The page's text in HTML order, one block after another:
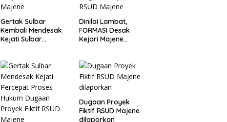
Gertak Sulbar
Kembali Mendesak
Kejati Sulbar
Majene
Dinilai Lambat,
FORMASI Desak
Kejari Majene
Fiktif RSUD Majene
Dugaan Proyek
Fiktif RSUD Majene
dilaporkan